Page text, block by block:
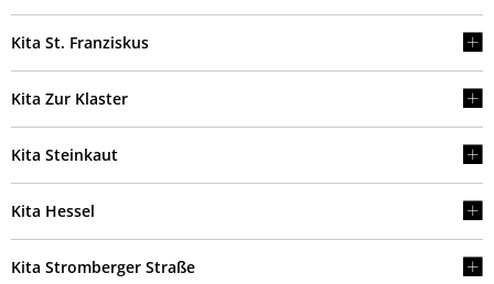
Kita St. Franziskus
Kita Zur Klaster
Kita Steinkaut
Kita Hessel
Kita Stromberger Straße